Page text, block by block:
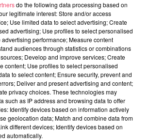
do the following data processing based on
legitimate interest: Store and/or access
Use limited data to select advertising; Create
advertising; Use profiles to select personalised
performance; Measure content
audiences through statistics or combinations
Develop and improve services; Create
content; Use profiles to select personalised
to select content; Ensure security, prevent and
Deliver and present advertising and content;
privacy choices. These technologies may
such as IP address and browsing data to offer
Identify devices based on information actively
geolocation data; Match and combine data from
different devices; Identify devices based on
automatically.